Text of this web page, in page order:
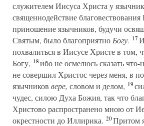
служителем Иисуса Христа у
священнодействие
приношение язычников, будучи
Святым, было благоприятно Богу. 17
похвалиться в Иисусе Христе в том,
Богу, 18ибо не осмелюсь сказать что-
не совершил Христос через меня, в
язычников вере, словом и делом, 19
чудес, силою Духа Божия, так что
Христово распространено мною от
окрестности до Иллирика. 20Притом я